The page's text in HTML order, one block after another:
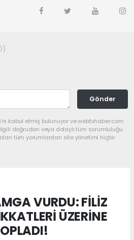
Gönder
kabul etmiş bulunuyor ve webtvhaber.com
doğrudan veya dolaylı tüm sorumluluğu
tüm yorumlardan site yönetimi hiçbir
VURDU: FİLİZ
ÜZERİNE